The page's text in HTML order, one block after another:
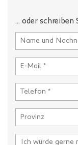
... oder schreiben